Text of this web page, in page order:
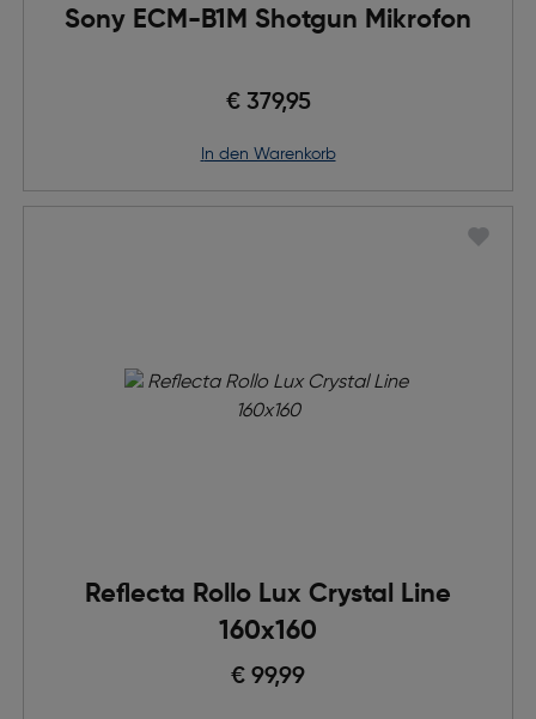
Sony ECM-B1M Shotgun Mikrofon
€ 379,95
in den Warenkorb
Reflecta Rollo Lux Crystal Line
160x160
€ 99,99